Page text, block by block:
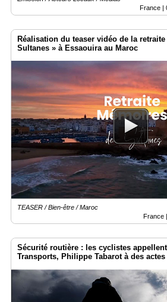
France |
Réalisation du teaser vidéo de la
Sultanes » à Essaouira au Maroc
TEASER / Bien-être / Maroc
France |
Sécurité routière : les cyclistes
Transports, Philippe Tabarot à des